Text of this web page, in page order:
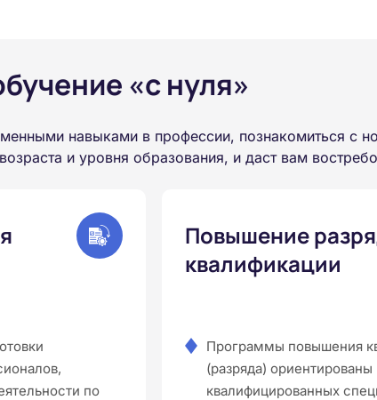
«с нуля»
навыками в профессии, познакомиться с
и уровня образования, и даст вам
по
Повышение
квалификации
Программы повышения
(разряда) ориентированы
квалифицированных